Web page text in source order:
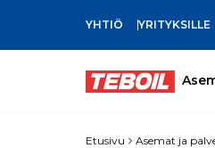
SIIRRY PÄÄSISÄLTÖÖN
YHTIÖ YRITYKSILLE
Etusivu Asemat ja